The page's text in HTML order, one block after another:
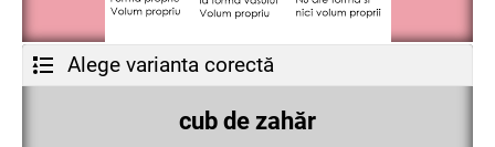
Alege varianta corectă
cub de zahăr